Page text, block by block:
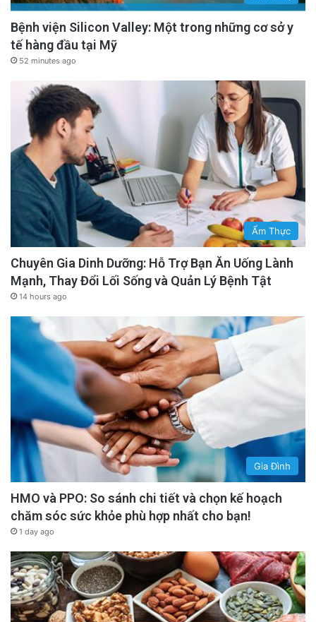
Bệnh viện Silicon Valley: Một trong những cơ sở y
tế hàng đầu tại Mỹ
52 minutes ago
Ẩm Thực
Chuyên Gia Dinh Dưỡng: Hỗ Trợ Bạn Ăn Uống Lành
Mạnh, Thay Đổi Lối Sống và Quản Lý Bệnh Tật
14 hours ago
Gia Đình
HMO và PPO: So sánh chi tiết và chọn kế hoạch
chăm sóc sức khỏe phù hợp nhất cho bạn!
1 day ago